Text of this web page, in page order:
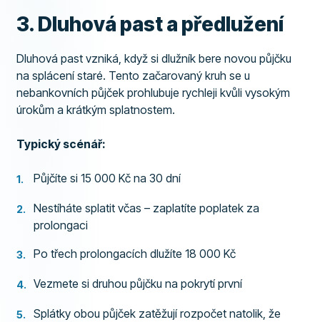
3. Dluhová past a předlužení
Dluhová past vzniká, když si dlužník bere novou půjčku
na splácení staré. Tento začarovaný kruh se u
nebankovních půjček prohlubuje rychleji kvůli vysokým
úrokům a krátkým splatnostem.
Typický scénář:
Půjčíte si 15 000 Kč na 30 dní
Nestíháte splatit včas – zaplatíte poplatek za
prolongaci
Po třech prolongacích dlužíte 18 000 Kč
Vezmete si druhou půjčku na pokrytí první
Splátky obou půjček zatěžují rozpočet natolik, že